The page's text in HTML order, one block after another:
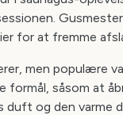
for at fremme
men populære
formål, såsom at
duft og den varme